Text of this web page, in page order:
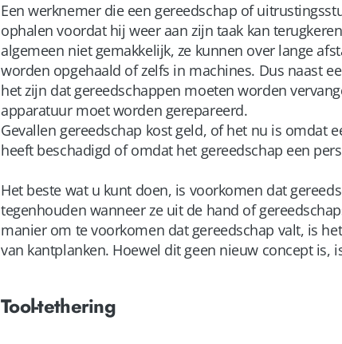
Een werknemer die een gereedschap of
ophalen voordat hij weer aan zijn taak kan
algemeen niet gemakkelijk, ze kunnen over lange
worden opgehaald of zelfs in machines. Dus naast
het zijn dat gereedschappen moeten worden
apparatuur moet worden gerepareerd.
Gevallen gereedschap kost geld, of het nu is omdat
heeft beschadigd of omdat het gereedschap een
Het beste wat u kunt doen, is voorkomen dat
tegenhouden wanneer ze uit de hand of
manier om te voorkomen dat gereedschap valt, is
van kantplanken. Hoewel dit geen nieuw concept is,
Tool-tethering